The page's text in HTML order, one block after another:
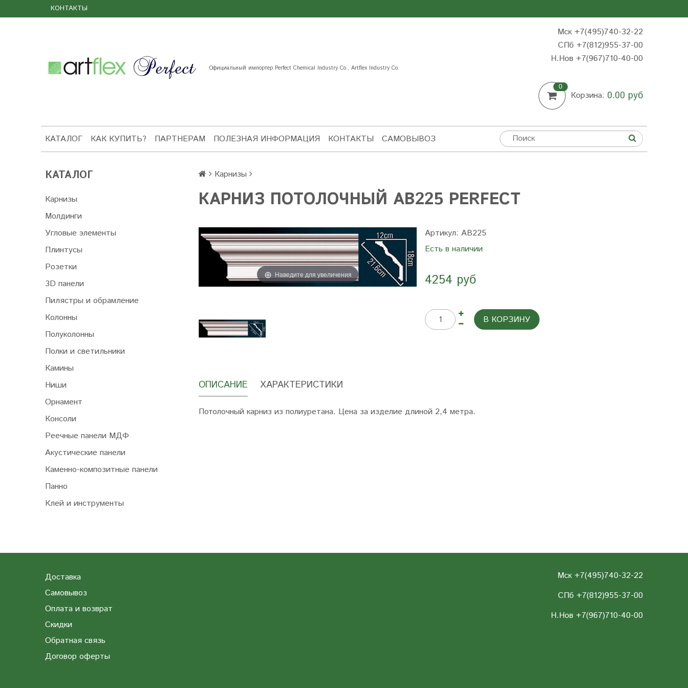
КОНТАКТЫ
Официальный импортер Perfect Chemical Industry Co., Artflex Industry Co.
Мск +7(495)740-32-22
СПб +7(812)955-37-00
Н.Нов +7(967)710-40-00
0
Корзина: 0.00 руб
КАТАЛОГ КАК КУПИТЬ? ПАРТНЕРАМ ПОЛЕЗНАЯ ИНФОРМАЦИЯ КОНТАКТЫ САМОВЫВОЗ
КАТАЛОГ
Карнизы
Молдинги
Угловые элементы
Плинтусы
Розетки
3D панели
Пилястры и обрамление
Колонны
Полуколонны
Полки и светильники
Камины
Ниши
Орнамент
Консоли
Реечные панели МДФ
Акустические панели
Каменно-композитные панели
Панно
Клей и инструменты
Карнизы
КАРНИЗ ПОТОЛОЧНЫЙ AB225 PERFECT
Наведите для увеличения
Артикул: AB225
Есть в наличии
4254 руб
В КОРЗИНУ
ОПИСАНИЕ ХАРАКТЕРИСТИКИ
Потолочный карниз из полиуретана. Цена за изделие длиной 2,4 метра.
Доставка
Самовывоз
Оплата и возврат
Скидки
Обратная связь
Договор оферты
Мск +7(495)740-32-22
СПб +7(812)955-37-00
Н.Нов +7(967)710-40-00